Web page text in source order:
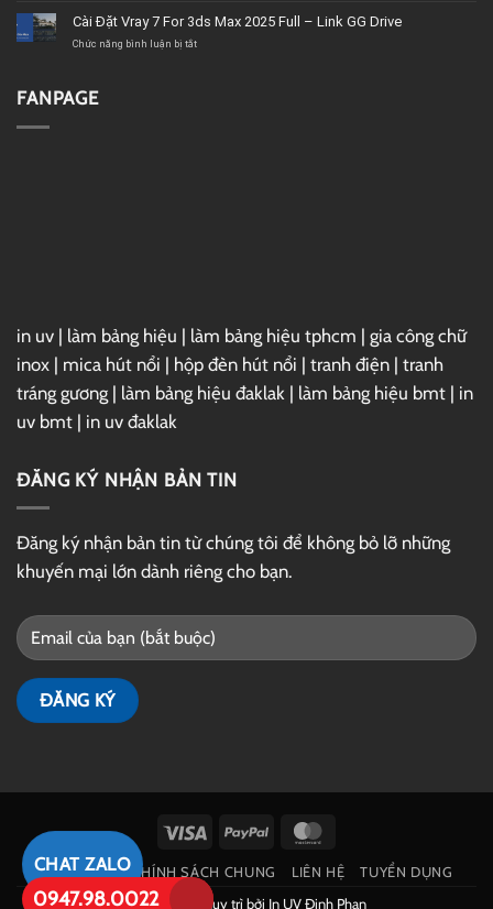
CHAT ZALO
0947.98.0022
lượng
Link
GG
Project
2019
Cài Đặt Vray 7 For 3ds Max 2025 Full – Link GG Drive
Chức năng bình luận bị tắtở
FANPAGE
in uv | làm bảng hiệu | làm bảng hiệu tphcm | gia công chữ
inox | mica hút nổi | hộp đèn hút nổi | tranh điện | tranh
tráng gương | làm bảng hiệu đaklak | làm bảng hiệu bmt | in
uv bmt | in uv đaklak
ĐĂNG KÝ NHẬN BẢN TIN
Đăng ký nhận bản tin từ chúng tôi để không bỏ lỡ những
khuyến mại lớn dành riêng cho bạn.
Visa PayPal
GIỚI THIỆU CHÍNH SÁCH CHUNG LIÊN HỆ TUYỂN DỤNG
Phát triển và duy trì bởi In UV Đinh Phan